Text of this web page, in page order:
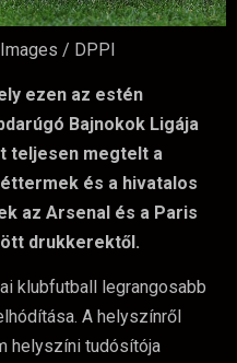
/ DPPI
ezen az estén
Bajnokok Ligája
teljesen megtelt a
és a hivatalos
az Arsenal és a Paris
drukkerektől.
klubfutball legrangosabb
A helyszínről
helyszíni tudósítója